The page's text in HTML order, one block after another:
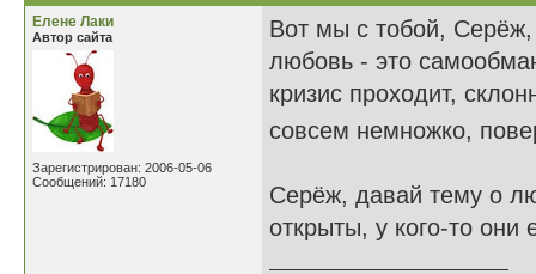
Елене Лаки
Автор сайта
Зарегистрирован: 2006-05-06
Сообщений: 17180
Вот мы с тобой,
любовь - это
кризис проходит,
совсем немножко,
Серёж, давай тему о
открыты, у кого-то